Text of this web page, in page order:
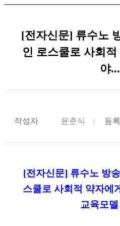
[전자신문] 류수노
인 로스쿨로 사회
야
작성자 윤춘식 등
[전자신문] 류수노 방
스쿨로 사회적 약자에
교육모